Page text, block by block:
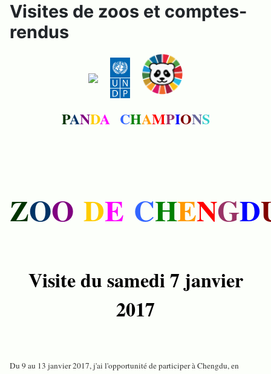
Visites de zoos et comptes-
rendus
PANDA CHAMPIONS
ZOO DE CHENGD
Visite du samedi 7 janvier
2017
Du 9 au 13 janvier 2017, j'ai l'opportunité de participer à Chengdu, en